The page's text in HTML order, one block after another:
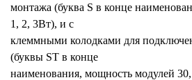
монтажа (буква S в конце
1, 2, 3Вт), и с
клеммными колодками для
(буквы ST в конце
наименования, мощность модулей